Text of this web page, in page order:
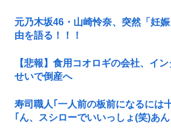
元乃木坂46・山崎怜奈、突然「妊
由を語る！！！
【悲報】食用コオロギの会社、イ
せいで倒産へ
寿司職人｢一人前の板前になるには
｢ん、スシローでいいっしょ(笑)あ